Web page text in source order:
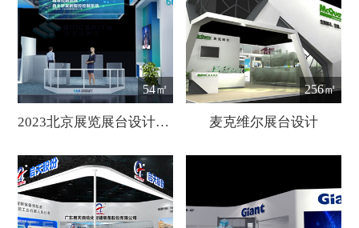
54㎡
2023北京展览展台设计搭建
256㎡
麦克维尔展台设计